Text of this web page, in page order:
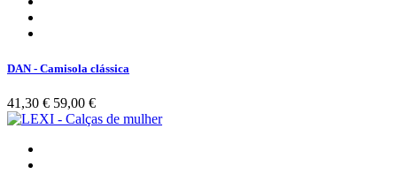
DAN - Camisola clássica
41,30 € 59,00 €